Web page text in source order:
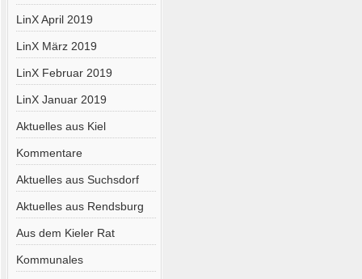
LinX April 2019
LinX März 2019
LinX Februar 2019
LinX Januar 2019
Aktuelles aus Kiel
Kommentare
Aktuelles aus Suchsdorf
Aktuelles aus Rendsburg
Aus dem Kieler Rat
Kommunales